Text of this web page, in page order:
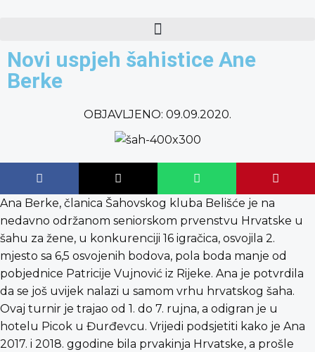
Novi uspjeh šahistice Ane
Berke
OBJAVLJENO: 09.09.2020.
Ana Berke, članica Šahovskog kluba Belišće je na
nedavno održanom seniorskom prvenstvu Hrvatske u
šahu za žene, u konkurenciji 16 igračica, osvojila 2.
mjesto sa 6,5 osvojenih bodova, pola boda manje od
pobjednice Patricije Vujnović iz Rijeke. Ana je potvrdila
da se još uvijek nalazi u samom vrhu hrvatskog šaha.
Ovaj turnir je trajao od 1. do 7. rujna, a odigran je u
hotelu Picok u Đurđevcu. Vrijedi podsjetiti kako je Ana
2017. i 2018. ggodine bila prvakinja Hrvatske, a prošle